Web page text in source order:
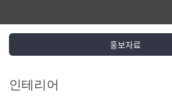
홍보자료
인테리어